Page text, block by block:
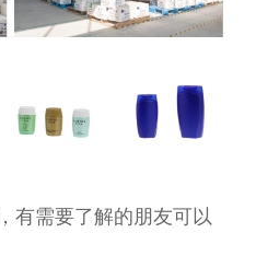
有需要了解的朋友可以